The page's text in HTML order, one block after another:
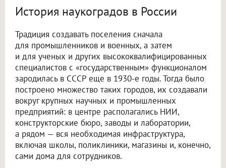
История наукоградов в России
Традиция создавать поселения сначала
для промышленников и военных, а затем
и для ученых и других высококвалифицированных
специалистов с «государственным» функционалом
зародилась в СССР еще в 1930-е годы. Тогда было
построено множество таких городов, их создавали
вокруг крупных научных и промышленных
предприятий: в центре располагались НИИ,
конструкторские бюро, заводы и лаборатории,
а рядом — вся необходимая инфраструктура,
включая школы, поликлиники, магазины и, конечно,
сами дома для сотрудников.